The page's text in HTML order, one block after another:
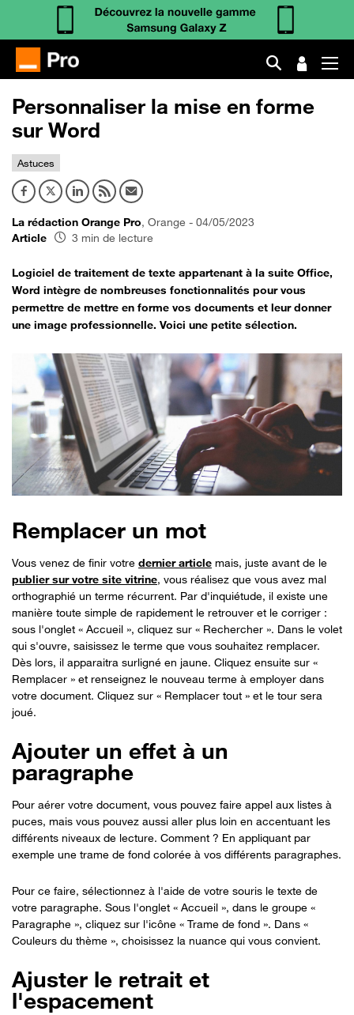
Personnaliser la mise en forme
sur Word
Astuces
La rédaction Orange Pro, Orange - 04/05/2023
Article
3 min de lecture
Logiciel de traitement de texte appartenant à la suite Office,
Word intègre de nombreuses fonctionnalités pour vous
permettre de mettre en forme vos documents et leur donner
une image professionnelle. Voici une petite sélection.
Remplacer un mot
Vous venez de finir votre dernier article mais, juste avant de le
publier sur votre site vitrine, vous réalisez que vous avez mal
orthographié un terme récurrent. Par d'inquiétude, il existe une
manière toute simple de rapidement le retrouver et le corriger :
sous l'onglet « Accueil », cliquez sur « Rechercher ». Dans le volet
qui s'ouvre, saisissez le terme que vous souhaitez remplacer.
Dès lors, il apparaitra surligné en jaune. Cliquez ensuite sur «
Remplacer » et renseignez le nouveau terme à employer dans
votre document. Cliquez sur « Remplacer tout » et le tour sera
joué.
Ajouter un effet à un
paragraphe
Pour aérer votre document, vous pouvez faire appel aux listes à
puces, mais vous pouvez aussi aller plus loin en accentuant les
différents niveaux de lecture. Comment ? En appliquant par
exemple une trame de fond colorée à vos différents paragraphes.
Pour ce faire, sélectionnez à l'aide de votre souris le texte de
votre paragraphe. Sous l'onglet « Accueil », dans le groupe «
Paragraphe », cliquez sur l'icône « Trame de fond ». Dans «
Couleurs du thème », choisissez la nuance qui vous convient.
Ajuster le retrait et
l'espacement